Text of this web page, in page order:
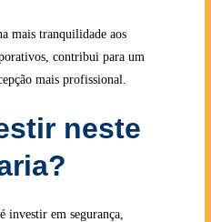
mais tranquilidade aos
contribui para um
mais profissional.
neste
é investir em segurança,